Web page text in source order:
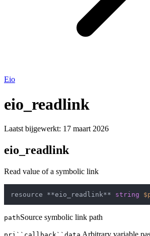
Eio
eio_readlink
Laatst bijgewerkt: 17 maart 2026
eio_readlink
Read value of a symbolic link
resource **eio_readlink** string
pathSource symbolic link path